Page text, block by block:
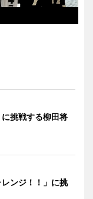
に挑戦する柳田将
レンジ！！」に挑